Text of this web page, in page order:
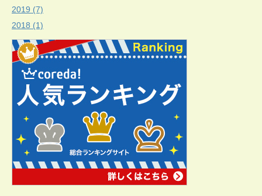
2019 (7)
2018 (1)